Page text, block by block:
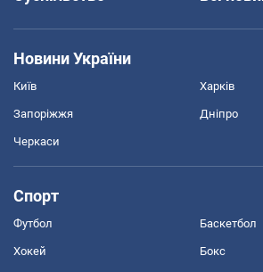
Новини України
Київ Харків
Запоріжжя Дніпро
Черкаси
Спорт
Футбол Баскетбол
Хокей Бокс